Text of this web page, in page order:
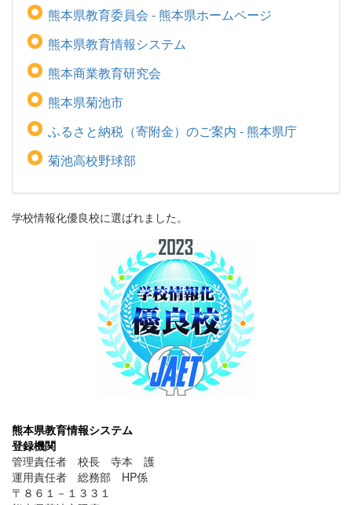
熊本県教育委員会 - 熊本県ホームページ
熊本県教育情報システム
熊本商業教育研究会
熊本県菊池市
ふるさと納税（寄附金）のご案内 - 熊本県庁
菊池高校野球部
学校情報化優良校に選ばれました。
熊本県教育情報システム
登録機関
管理責任者 校長 寺本 護
運用責任者 総務部 HP係
〒８６１－１３３１